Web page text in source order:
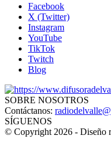
Facebook
X (Twitter)
Instagram
YouTube
TikTok
Twitch
Blog
SOBRE NOSOTROS
Contáctanos:
SÍGUENOS
© Copyright 2026 - Diseño